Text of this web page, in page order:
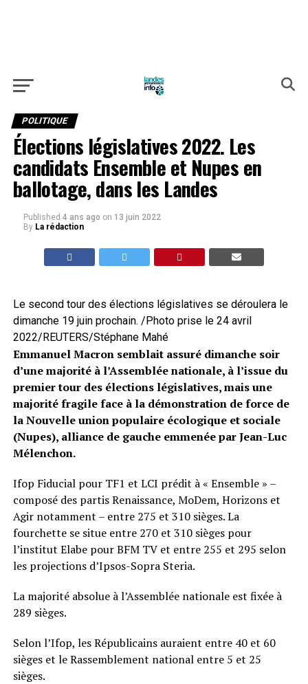
POLITIQUE
Élections législatives 2022. Les
candidats Ensemble et Nupes en
ballotage, dans les Landes
Published 4 ans ago on 13 juin 2022
By La rédaction
Le second tour des élections législatives se déroulera le
dimanche 19 juin prochain. /Photo prise le 24 avril
2022/REUTERS/Stéphane Mahé
Emmanuel Macron semblait assuré dimanche soir
d’une majorité à l’Assemblée nationale, à l’issue du
premier tour des élections législatives, mais une
majorité fragile face à la démonstration de force de
la Nouvelle union populaire écologique et sociale
(Nupes), alliance de gauche emmenée par Jean-Luc
Mélenchon.
Ifop Fiducial pour TF1 et LCI prédit à « Ensemble » –
composé des partis Renaissance, MoDem, Horizons et
Agir notamment – entre 275 et 310 sièges. La
fourchette se situe entre 270 et 310 sièges pour
l’institut Elabe pour BFM TV et entre 255 et 295 selon
les projections d’Ipsos-Sopra Steria.
La majorité absolue à l’Assemblée nationale est fixée à
289 sièges.
Selon l’Ifop, les Républicains auraient entre 40 et 60
sièges et le Rassemblement national entre 5 et 25
sièges.